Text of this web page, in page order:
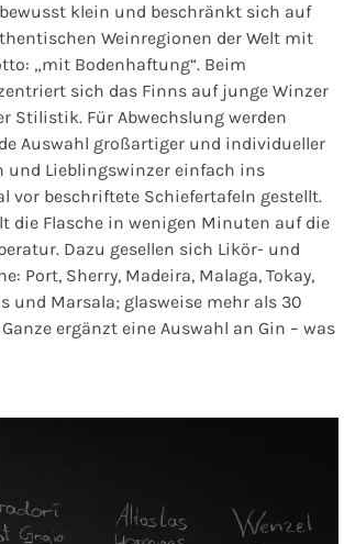
klein und beschränkt sich auf
Weinregionen der Welt mit
„mit Bodenhaftung“. Beim
sich das Finns auf junge Winzer
Stilistik. Für Abwechslung werden
Auswahl großartiger und individueller
und Lieblingswinzer einfach ins
vor beschriftete Schiefertafeln gestellt.
die Flasche in wenigen Minuten auf die
Dazu gesellen sich Likör- und
Port, Sherry, Madeira, Malaga, Tokay,
und Marsala; glasweise mehr als 30
Ganze ergänzt eine Auswahl an Gin – was